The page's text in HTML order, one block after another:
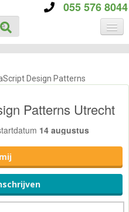
055 576 8044
Design Patterns
Patterns Utrecht
14 augustus